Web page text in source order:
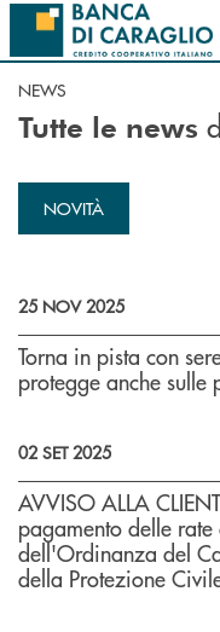
Salta al contenuto principale
NEWS
Tutte le news
NOVITÀ
25 NOV 2025
Torna in pista con
protegge anche sulle
02 SET 2025
AVVISO ALLA
pagamento delle
dell'Ordinanza del
della Protezione